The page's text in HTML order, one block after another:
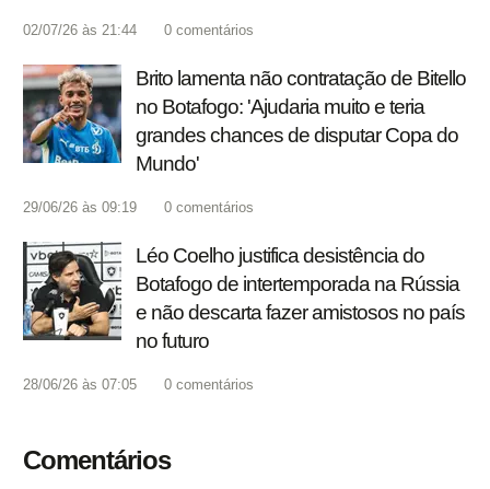
02/07/26 às 21:44 0 comentários
Brito lamenta não contratação de Bitello
no Botafogo: 'Ajudaria muito e teria
grandes chances de disputar Copa do
Mundo'
29/06/26 às 09:19 0 comentários
Léo Coelho justifica desistência do
Botafogo de intertemporada na Rússia
e não descarta fazer amistosos no país
no futuro
28/06/26 às 07:05 0 comentários
Comentários